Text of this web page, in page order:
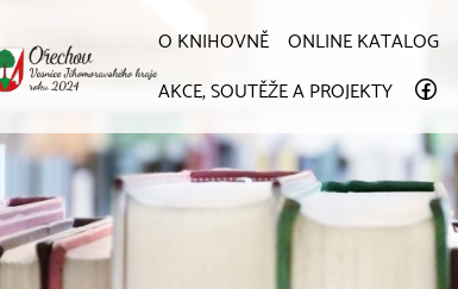
O KNIHOVNĚ ONLINE KATALOG
AKCE, SOUTĚŽE A PROJEKTY